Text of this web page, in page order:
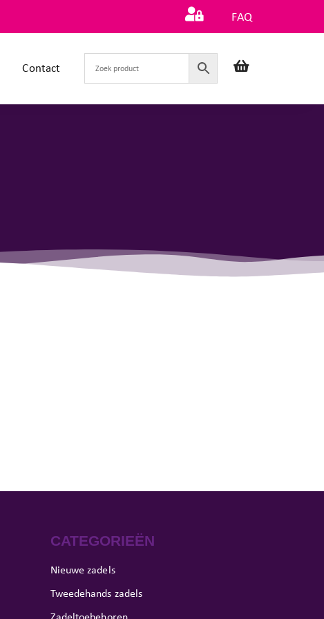
FAQ
Contact
CATEGORIEËN
Nieuwe zadels
Tweedehands zadels